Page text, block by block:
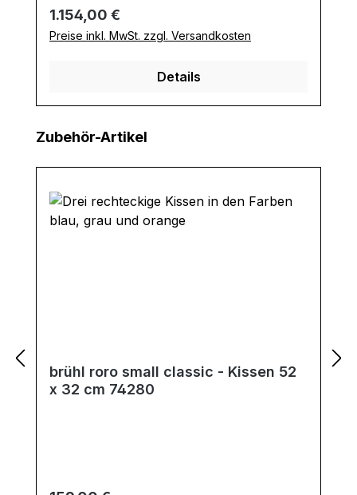
Regulärer Preis:
1.154,00 €
Preise inkl. MwSt. zzgl. Versandkosten
Details
Produktgalerie überspringen
Zubehör-Artikel
brühl roro small classic - Kissen 52
x 32 cm 74280